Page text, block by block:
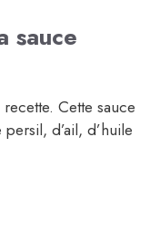
sauce
Cette sauce
d’ail, d’huile